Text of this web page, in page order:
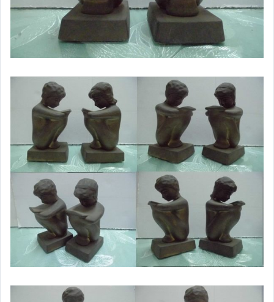
家電與影音視聽
美食與地方特產